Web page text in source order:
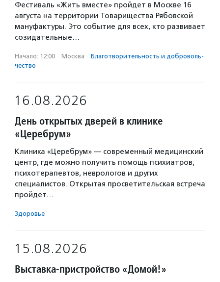
Фестиваль «Жить вместе» пройдет в Москве 16
августа на территории Товарищества Рябовской
мануфактуры. Это событие для всех, кто развивает
созидательные…
Начало: 12:00 · Москва · Благотвори­тель­ность и доброволь­
чест­во
16.08.2026
День открытых дверей в клинике
«Церебрум»
Клиника «Церебрум» — современный медицинский
центр, где можно получить помощь психиатров,
психотерапевтов, неврологов и других
специалистов. Открытая просветительская встреча
пройдет…
Здоровье
15.08.2026
Выставка-пристройство «Домой!»